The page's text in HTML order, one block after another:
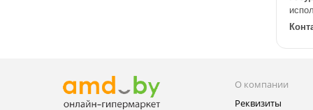
О компании
Реквизиты